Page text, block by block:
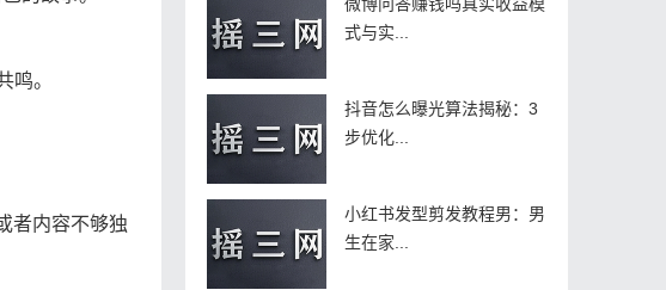
鸣。
者内容不够独
式与实...
抖音怎么曝光算法揭秘：3
步优化...
小红书发型剪发教程男：男
生在家...